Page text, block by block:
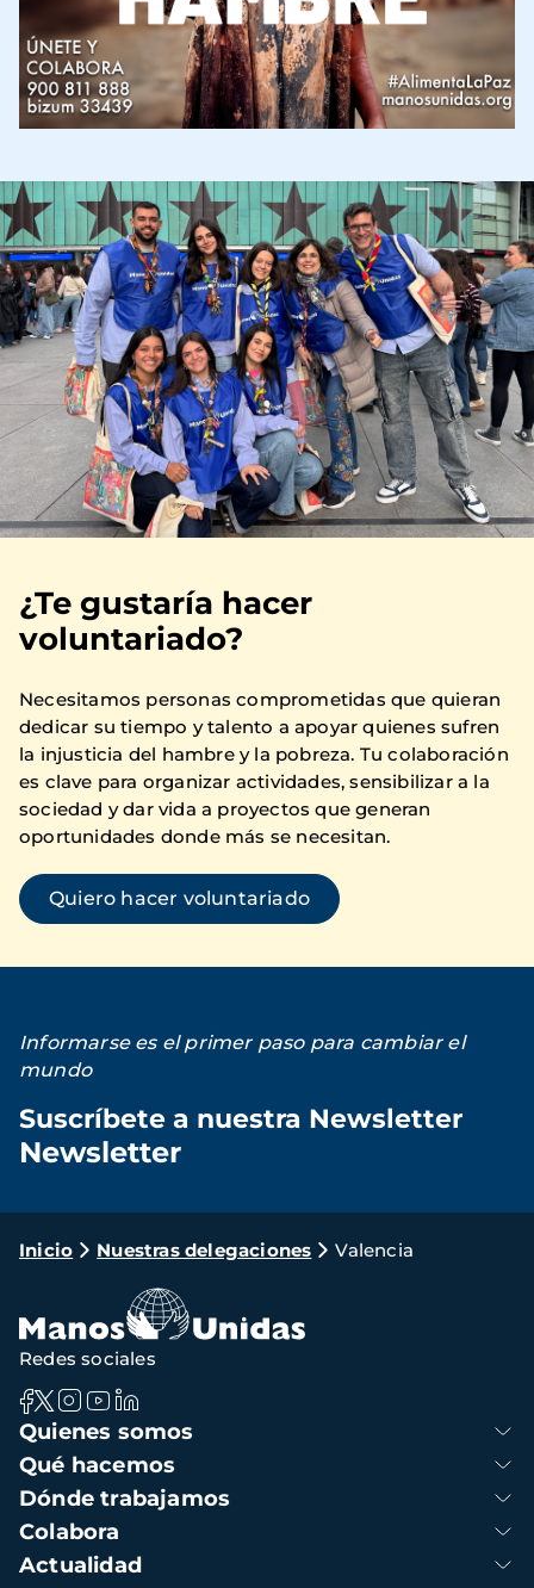
Imagen
¿Te gustaría hacer
voluntariado?
Necesitamos personas comprometidas que quieran
dedicar su tiempo y talento a apoyar quienes sufren
la injusticia del hambre y la pobreza. Tu colaboración
es clave para organizar actividades, sensibilizar a la
sociedad y dar vida a proyectos que generan
oportunidades donde más se necesitan.
Quiero hacer voluntariado
Informarse es el primer paso para cambiar el
mundo
Suscríbete a nuestra Newsletter
Newsletter
Ruta
navegación
Inicio Nuestras delegaciones Valencia
Navegación
principal
Quienes somos
Qué hacemos
Dónde trabajamos
Colabora
Actualidad
Redes sociales